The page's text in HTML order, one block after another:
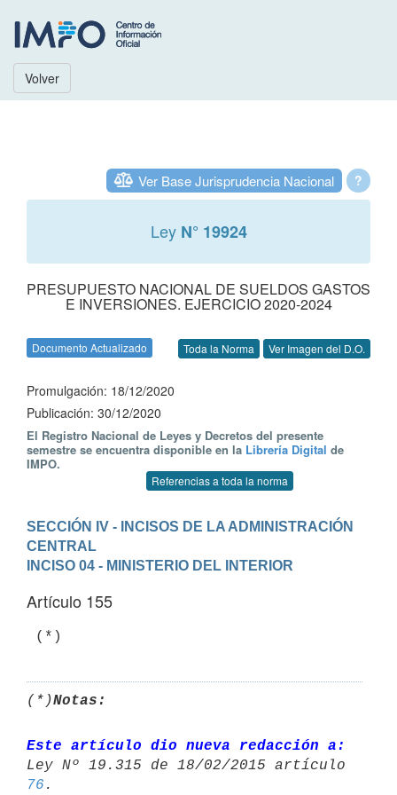
Volver
?
Ver Base Jurisprudencia Nacional
Ley N° 19924
PRESUPUESTO NACIONAL DE SUELDOS GASTOS
E INVERSIONES. EJERCICIO 2020-2024
Documento Actualizado Toda la Norma Ver Imagen del D.O.
Promulgación: 18/12/2020
Publicación: 30/12/2020
El Registro Nacional de Leyes y Decretos del presente
semestre se encuentra disponible en la Librería Digital de
IMPO.
Referencias a toda la norma
SECCIÓN IV - INCISOS DE LA ADMINISTRACIÓN
CENTRAL
INCISO 04 - MINISTERIO DEL INTERIOR
Artículo 155
(*)
(*)Notas:
Este artículo dio nueva redacción a:
76